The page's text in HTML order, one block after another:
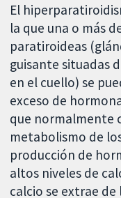
El
la que una o más
paratiroideas
guisante situadas
en el cuello) se
exceso de
que normalmente
metabolismo de
producción de
altos niveles de
calcio se extrae